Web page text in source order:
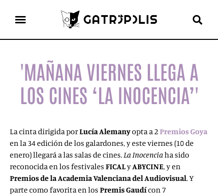
'MAÑANA VIERNES LLEGA A
LOS CINES ‘LA INOCENCIA’'
La cinta dirigida porLucía Alemanyopta a 2Premios Goya
en la 34 edición de los galardones, y este viernes (10 de
enero) llegará a las salas de cines.La Inocenciaha sido
reconocida en los festivales FICALyABYCINE, y en
Premios de la Academia Valenciana del Audiovisual. Y
parte como favorita en los Premis Gaudícon 7